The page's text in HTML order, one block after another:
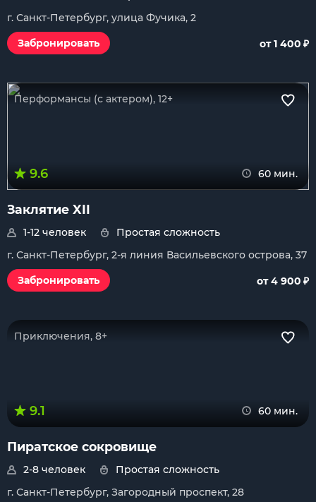
г. Санкт-Петербург, улица Фучика, 2
Забронировать
от 1 400 ₽
Перформансы (с актером), 12+
9.6 60 мин.
Заклятие XII
1-12 человек
Простая сложность
г. Санкт-Петербург, 2-я линия Васильевского острова, 37
Забронировать
от 4 900 ₽
Приключения, 8+
9.1 60 мин.
Пиратское сокровище
2-8 человек
Простая сложность
г. Санкт-Петербург, Загородный проспект, 28